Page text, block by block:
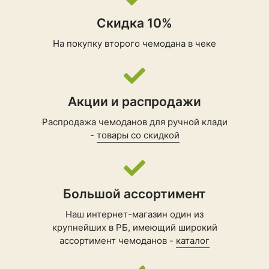
Скидка 10%
На покупку второго чемодана в чеке
Акции и распродажи
Распродажа чемоданов для ручной клади
- товары со скидкой
Большой ассортимент
Наш интернет-магазин один из
крупнейших в РБ, имеющий широкий
ассортимент чемоданов - каталог